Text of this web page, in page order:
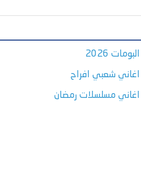
البومات 2026
اغاني شعبي افراح
اغاني مسلسلات رمضان